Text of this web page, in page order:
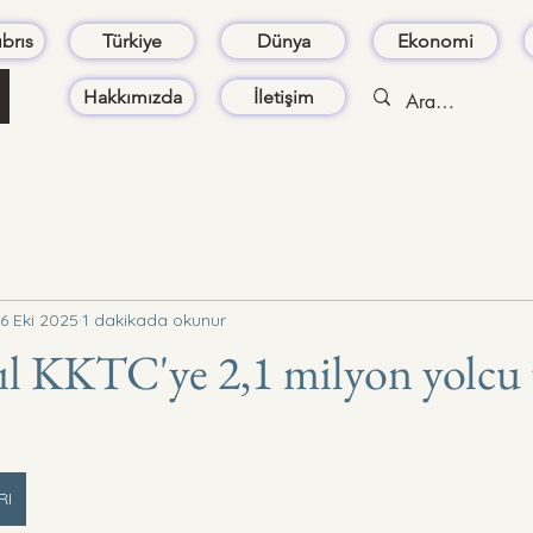
Türkiye
Hakkımızda
Dünya
İletişim
Ekonomi
KKTC'ye 2,1 milyon yolcu
6 Eki 2025 1 dakikada okunur